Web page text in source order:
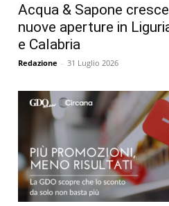
Acqua & Sapone
nuove aperture in
e Calabria
Redazione - 31 Luglio 2026